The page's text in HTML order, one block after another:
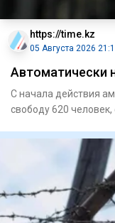
https://time.kz
05 Августа 2026
Автоматически
С начала действия
свободу 620